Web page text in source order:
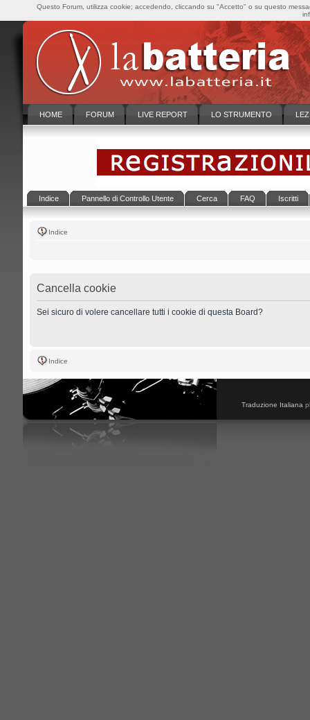
HOME FORUM LIVE REPORT LO STRUMENTO
Indice Pannello di Controllo Utente Cerca FAQ Iscritti
Indice
Cancella cookie
Sei sicuro di volere cancellare tutti i cookie di questa Board?
Indice
Traduzione Italiana
Questo Forum, utilizza cookie; accedendo, cliccando su "Accetto" o su questo